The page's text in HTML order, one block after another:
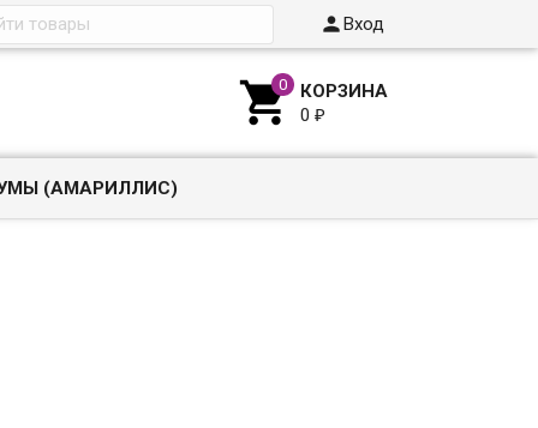
Вход
 КОРЗИНА
0₽
(АМАРИЛЛИС)